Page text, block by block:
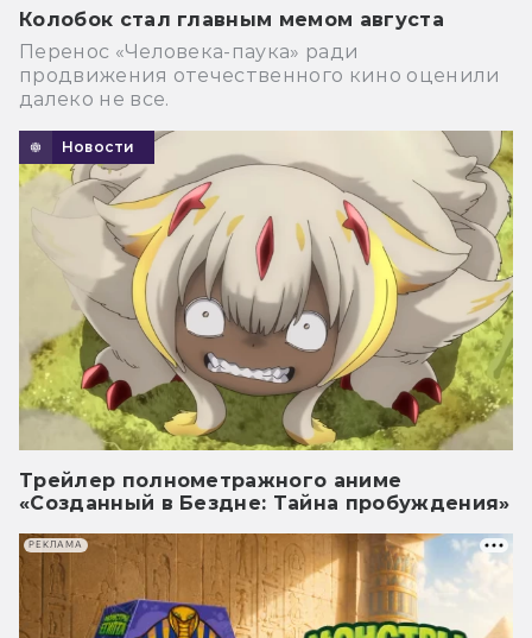
Колобок стал главным мемом августа
Перенос «Человека-паука» ради
продвижения отечественного кино оценили
далеко не все.
Новости
Трейлер полнометражного аниме
«Созданный в Бездне: Тайна пробуждения»
РЕКЛАМА